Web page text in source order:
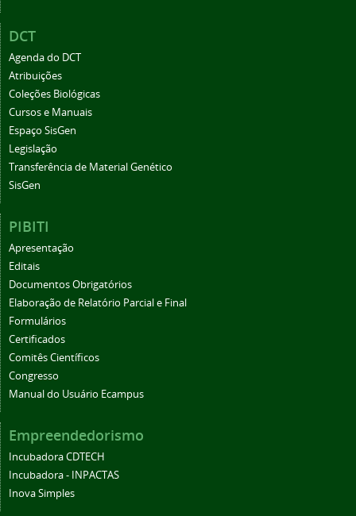
DCT
Agenda do DCT
Atribuições
Coleções Biológicas
Cursos e Manuais
Espaço SisGen
Legislação
Transferência de Material Genético
SisGen
PIBITI
Apresentação
Editais
Documentos Obrigatórios
Elaboração de Relatório Parcial e Final
Formulários
Certificados
Comitês Científicos
Congresso
Manual do Usuário Ecampus
Empreendedorismo
Incubadora CDTECH
Incubadora - INPACTAS
Inova Simples